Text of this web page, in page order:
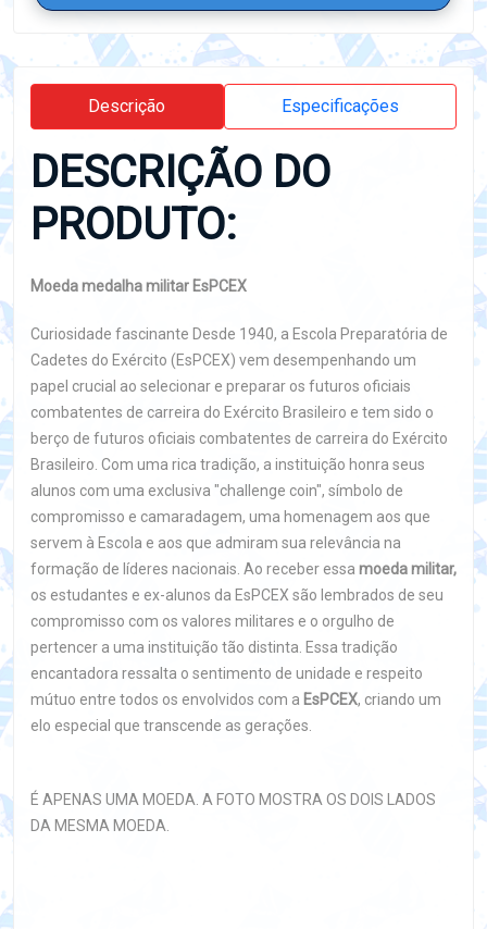
Descrição Especificações
DESCRIÇÃO DO
PRODUTO:
Moeda medalha militar EsPCEX
Curiosidade fascinante Desde 1940, a Escola Preparatória de
Cadetes do Exército (EsPCEX) vem desempenhando um
papel crucial ao selecionar e preparar os futuros oficiais
combatentes de carreira do Exército Brasileiro e tem sido o
berço de futuros oficiais combatentes de carreira do Exército
Brasileiro. Com uma rica tradição, a instituição honra seus
alunos com uma exclusiva "challenge coin", símbolo de
compromisso e camaradagem, uma homenagem aos que
servem à Escola e aos que admiram sua relevância na
formação de líderes nacionais. Ao receber essa moeda militar,
os estudantes e ex-alunos da EsPCEX são lembrados de seu
compromisso com os valores militares e o orgulho de
pertencer a uma instituição tão distinta. Essa tradição
encantadora ressalta o sentimento de unidade e respeito
mútuo entre todos os envolvidos com a EsPCEX, criando um
elo especial que transcende as gerações.
É APENAS UMA MOEDA. A FOTO MOSTRA OS DOIS LADOS
DA MESMA MOEDA.